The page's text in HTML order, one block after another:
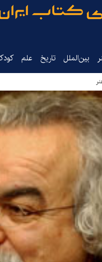
بین‌الملل تاریخ‌ علم